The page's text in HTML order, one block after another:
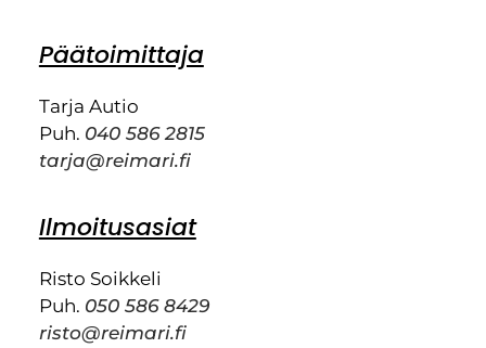
Päätoimittaja
Tarja Autio
Puh. 040 586 2815
tarja@reimari.fi
Ilmoitusasiat
Risto Soikkeli
Puh. 050 586 8429
risto@reimari.fi